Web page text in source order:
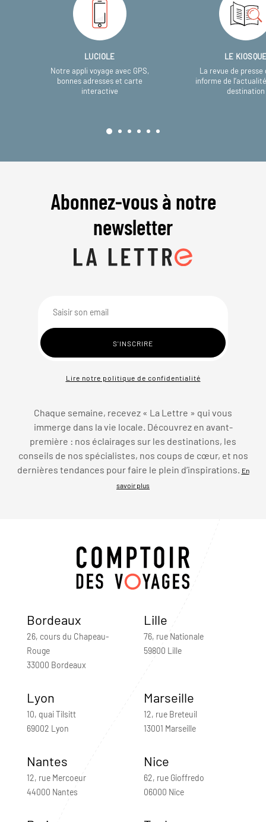
LUCIOLE
Notre appli voyage avec GPS,
bonnes adresses et carte
interactive
LE
La revue de presse
informe de
destination
Abonnez-vous à notre
newsletter
Lire notre politique de confidentialité
Chaque semaine, recevez « La Lettre » qui vous
immerge dans la vie locale. Découvrez en avant-
première : nos éclairages sur les destinations, les
conseils de nos spécialistes, nos coups de cœur, et nos
dernières tendances pour faire le plein d’inspirations.
En
savoir plus
Bordeaux
26, cours du Chapeau-
Rouge
33000 Bordeaux
Lille
76, rue Nationale
59800 Lille
Lyon
10, quai Tilsitt
69002 Lyon
Marseille
12, rue Breteuil
13001 Marseille
Nantes
12, rue Mercoeur
44000 Nantes
Nice
62, rue Gioffredo
06000 Nice